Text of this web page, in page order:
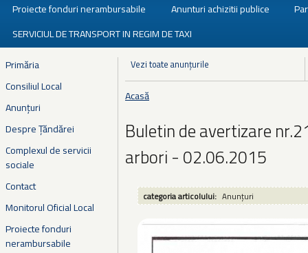
Proiecte fonduri nerambursabile
Anunturi achizitii publice
SERVICIUL DE TRANSPORT IN REGIM DE TAXI
Primăria
Consiliul Local
Anunțuri
Despre Țăndărei
Complexul de servicii
sociale
Contact
Monitorul Oficial Local
Proiecte fonduri
nerambursabile
Vezi toate anunțurile
Eşti aici
Acasă
Buletin de avertizare
arbori - 02.06.2015
categoria articolului: Anunțuri